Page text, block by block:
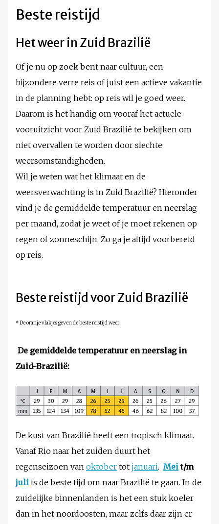
Beste reistijd
Het weer in Zuid Brazilië
Of je nu op zoek bent naar cultuur, een
bijzondere verre reis of juist een actieve vakantie
in de planning hebt: op reis wil je goed weer.
Daarom is het handig om vooraf het actuele
vooruitzicht voor Zuid Brazilië te bekijken om
niet overvallen te worden door slechte
weersomstandigheden.
Wil je weten wat het klimaat en de
weersverwachting is in Zuid Brazilië? Hieronder
vind je de gemiddelde temperatuur en neerslag
per maand, zodat je weet of je moet rekenen op
regen of zonneschijn. Zo ga je altijd voorbereid
op reis.
Beste reistijd voor Zuid Brazilië
* De oranje vlakjes geven de beste reistijd weer
De gemiddelde temperatuur en neerslag in
Zuid-Brazilië:
De kust van Brazilië heeft een tropisch klimaat.
Vanaf Rio naar het zuiden duurt het
regenseizoen van oktober tot januari. Meit/m
juli is de beste tijd om naar Brazilië te gaan. In de
zuidelijke binnenlanden is het een stuk koeler
dan in het noordoosten, maar zelfs daar zijn er